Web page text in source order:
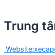
Trung